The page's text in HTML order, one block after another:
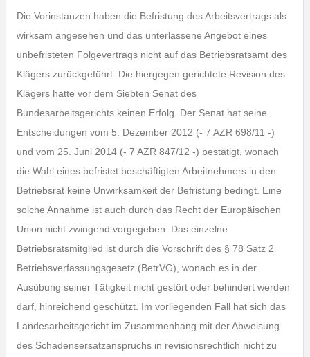
Die Vorinstanzen haben die Befristung des Arbeitsvertrags als
wirksam angesehen und das unterlassene Angebot eines
unbefristeten Folgevertrags nicht auf das Betriebsratsamt des
Klägers zurückgeführt. Die hiergegen gerichtete Revision des
Klägers hatte vor dem Siebten Senat des
Bundesarbeitsgerichts keinen Erfolg. Der Senat hat seine
Entscheidungen vom 5. Dezember 2012 (- 7 AZR 698/11 -)
und vom 25. Juni 2014 (- 7 AZR 847/12 -) bestätigt, wonach
die Wahl eines befristet beschäftigten Arbeitnehmers in den
Betriebsrat keine Unwirksamkeit der Befristung bedingt. Eine
solche Annahme ist auch durch das Recht der Europäischen
Union nicht zwingend vorgegeben. Das einzelne
Betriebsratsmitglied ist durch die Vorschrift des § 78 Satz 2
Betriebsverfassungsgesetz (BetrVG), wonach es in der
Ausübung seiner Tätigkeit nicht gestört oder behindert werden
darf, hinreichend geschützt. Im vorliegenden Fall hat sich das
Landesarbeitsgericht im Zusammenhang mit der Abweisung
des Schadensersatzanspruchs in revisionsrechtlich nicht zu